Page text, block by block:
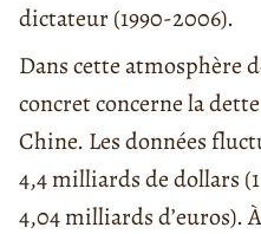
dictateur (1990-2006).
Dans cette atmosphère
concret concerne la
Chine. Les données
4,4 milliards de dollars
4,04 milliards d’euros).